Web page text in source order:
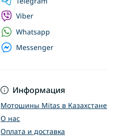
Информация
Мотошины Mitas в Казахстане
О нас
Оплата и доставка
Viber
Whatsapp
Messenger